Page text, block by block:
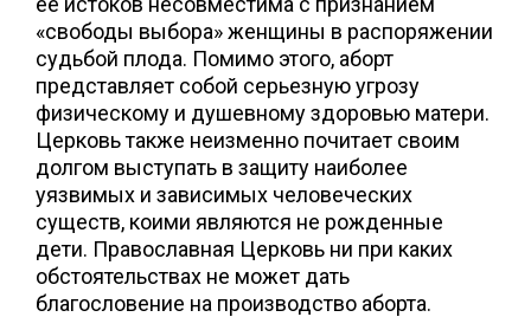
«свободы выбора» женщины в распоряжении
судьбой плода. Помимо этого, аборт
представляет собой серьезную угрозу
физическому и душевному здоровью матери.
Церковь также неизменно почитает своим
долгом выступать в защиту наиболее
уязвимых и зависимых человеческих
существ, коими являются не рожденные
дети. Православная Церковь ни при каких
обстоятельствах не может дать
благословение на производство аборта.